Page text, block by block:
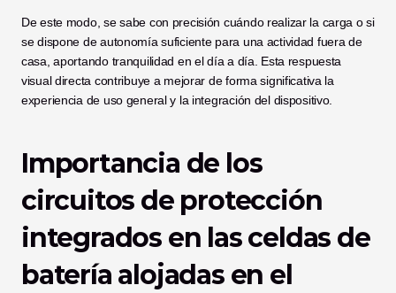
De este modo, se sabe con precisión cuándo realizar la carga o si
se dispone de autonomía suficiente para una actividad fuera de
casa, aportando tranquilidad en el día a día. Esta respuesta
visual directa contribuye a mejorar de forma significativa la
experiencia de uso general y la integración del dispositivo.
Importancia de los
circuitos de protección
integrados en las celdas de
batería alojadas en el